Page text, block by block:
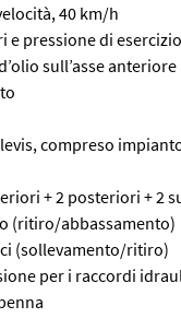
40 km/h
e pressione di
sull’asse anteriore
compreso
+ 2 posteriori + 2
(ritiro/abbassamento)
(sollevamento/ritiro)
per i raccordi